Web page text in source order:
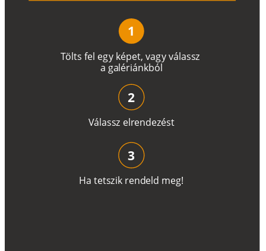
Tölts fel egy képet, vagyválassz
a galériánkból
1
Válassz elrendezést
2
Ha tetszik rendeld meg!
3